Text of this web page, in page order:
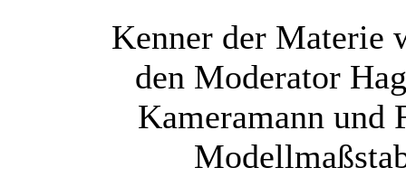
Kenner der Materie
den Moderator
Kameramann und